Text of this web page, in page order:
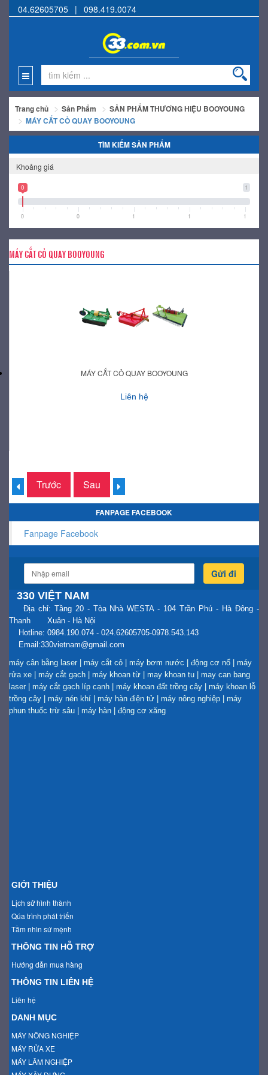
04.62605705 | 098.419.0074
Trang chủ Sản Phẩm
SẢN PHẨM THƯƠNG HIỆU BOOYOUNG
MÁY CẮT CỎ QUAY BOOYOUNG
TÌM KIẾM SẢN PHẨM
Khoảng giá
1
0
0 0 1 1 1
MÁY CẮT CỎ QUAY BOOYOUNG
MÁY CẮT CỎ QUAY BOOYOUNG
Liên hệ
Trước Sau
FANPAGE FACEBOOK
Fanpage Facebook
Gửi đi
330 VIỆT NAM
Địa chỉ: Tầng 20 - Tòa Nhà WESTA - 104 Trần Phú - Hà Đông -
Thanh Xuân - Hà Nội
Hotline: 0984.190.074 - 024.62605705-0978.543.143
Email:330vietnam@gmail.com
máy cân bằng laser | máy cắt cỏ | máy bơm nước | động cơ nổ | máy
rửa xe | máy cắt gạch | máy khoan từ | may khoan tu | may can bang
laser | máy cắt gạch líp cạnh | máy khoan đất trồng cây | máy khoan lỗ
trồng cây | máy nén khí | máy hàn điện tử | máy nông nghiệp | máy
phun thuốc trừ sâu | máy hàn | động cơ xăng
GIỚI THIỆU
Lịch sử hình thành
Qúa trình phát triển
Tầm nhìn sứ mệnh
THÔNG TIN HỖ TRỢ
Hướng dẫn mua hàng
THÔNG TIN LIÊN HỆ
Liên hệ
DANH MỤC
MÁY NÔNG NGHIỆP
MÁY RỬA XE
MÁY LÂM NGHIỆP